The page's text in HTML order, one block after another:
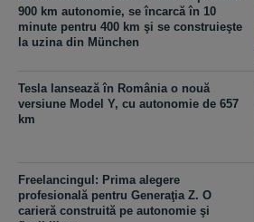
900 km autonomie, se încarcă în 10
minute pentru 400 km şi se construieşte
la uzina din München
Tesla lansează în România o nouă
versiune Model Y, cu autonomie de 657
km
Freelancingul: Prima alegere
profesională pentru Generaţia Z. O
carieră construită pe autonomie şi